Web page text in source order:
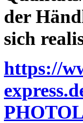
der
sich
https://